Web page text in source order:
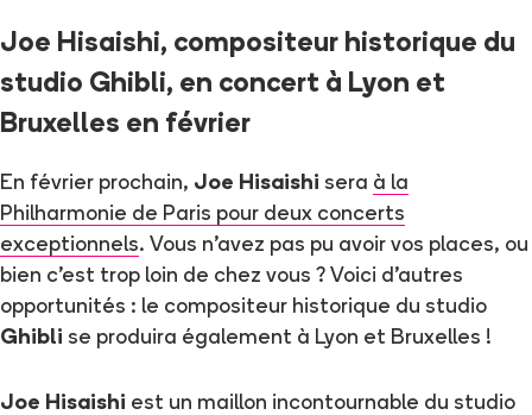
Joe Hisaishi, compositeur historique du
studio Ghibli, en concert à Lyon et
Bruxelles en février
En février prochain, Joe Hisaishi sera à la
Philharmonie de Paris pour deux concerts
exceptionnels. Vous n'avez pas pu avoir vos places, ou
bien c'est trop loin de chez vous ? Voici d'autres
opportunités : le compositeur historique du studio
Ghibli se produira également à Lyon et Bruxelles !
Joe Hisaishi est un maillon incontournable du studio